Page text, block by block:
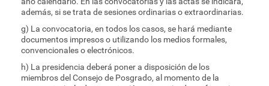
además, si se trata de sesiones ordinarias o extraordinarias.
g) La convocatoria, en todos los casos, se hará mediante
documentos impresos o utilizando los medios formales,
convencionales o electrónicos.
h) La presidencia deberá poner a disposición de los
miembros del Consejo de Posgrado, al momento de la